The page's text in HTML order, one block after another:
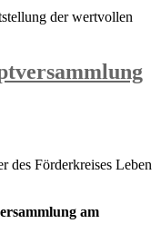
der wertvollen
des Förderkreises Leben
am